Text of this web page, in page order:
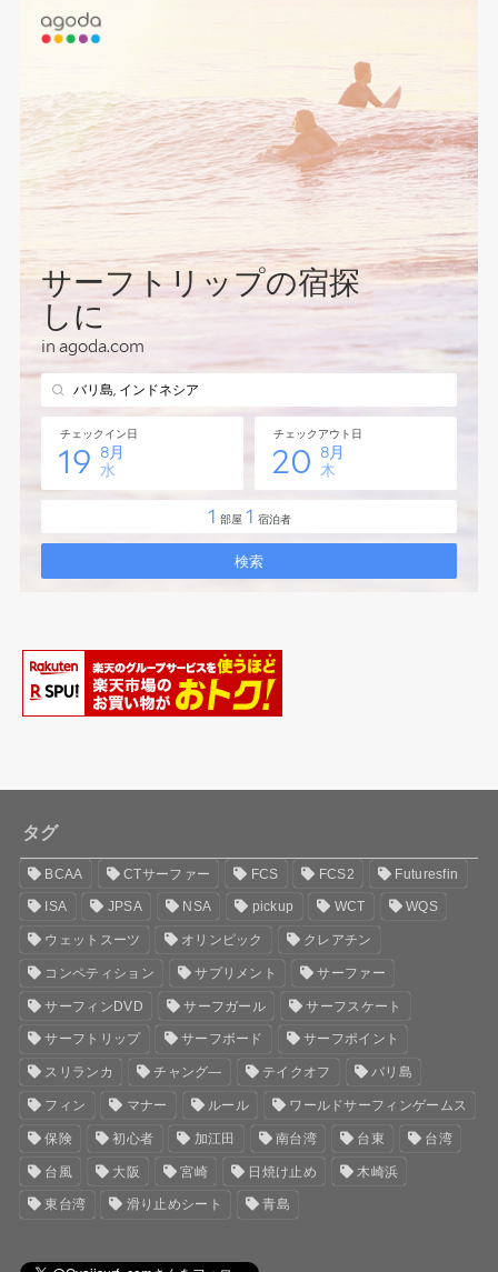
タグ
BCAA CTサーファー FCS FCS2 Futuresfin
ISA JPSA NSA pickup WCT WQS
ウェットスーツ オリンピック クレアチン
コンペティション サプリメント サーファー
サーフィンDVD サーフガール サーフスケート
サーフトリップ サーフボード サーフポイント
スリランカ チャング― テイクオフ バリ島
フィン マナー ルール ワールドサーフィンゲームス
保険 初心者 加江田 南台湾 台東 台湾
台風 大阪 宮崎 日焼け止め 木崎浜
東台湾 滑り止めシート 青島